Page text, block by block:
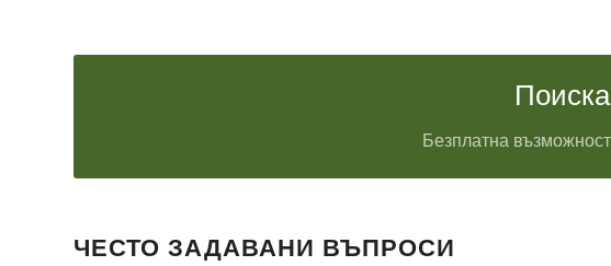
Безплатна
ЧЕСТО ЗАДАВАНИ ВЪПРОСИ